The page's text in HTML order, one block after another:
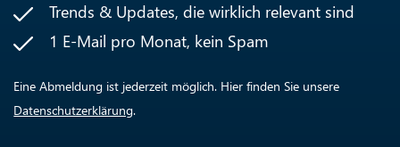
Trends & Updates, die wirklich relevant sind
1 E-Mail pro Monat, kein Spam
Eine Abmeldung ist jederzeit möglich. Hier finden Sie unsere
Datenschutzerklärung.